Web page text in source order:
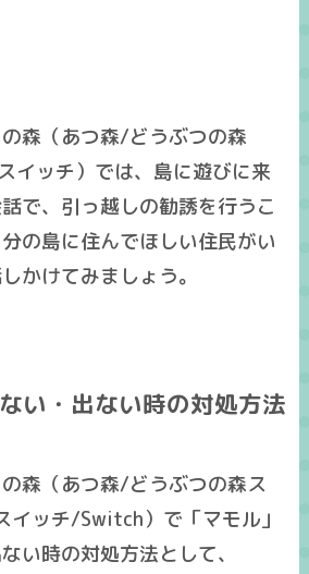
森（あつ森/どうぶつの森
イッチ）では、島に遊びに来
で、引っ越しの勧誘を行うこ
の島に住んでほしい住民がい
かけてみましょう。
い・出ない時の対処方法
森（あつ森/どうぶつの森ス
イッチ/Switch）で「マモル」
い時の対処方法として、